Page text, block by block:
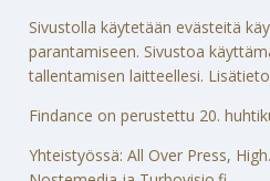
Sivustolla käytetään evästeitä
parantamiseen. Sivustoa
tallentamisen laitteellesi.
Findance on perustettu 20.
Yhteistyössä: All Over Press,